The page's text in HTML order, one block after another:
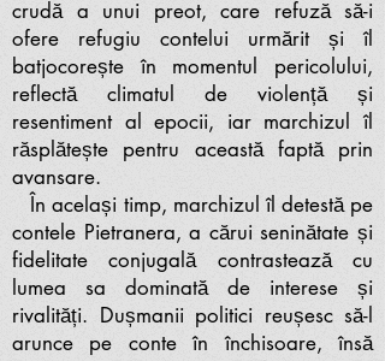
crudă a unui preot, care refuză să-i
ofere refugiu contelui urmărit și îl
batjocorește în momentul pericolului,
reflectă climatul de violență și
resentiment al epocii, iar marchizul îl
răsplătește pentru această faptă prin
avansare.
În același timp, marchizul îl detestă pe
contele Pietranera, a cărui seninătate și
fidelitate conjugală contrastează cu
lumea sa dominată de interese și
rivalități. Dușmanii politici reușesc să-l
arunce pe conte în închisoare, însă